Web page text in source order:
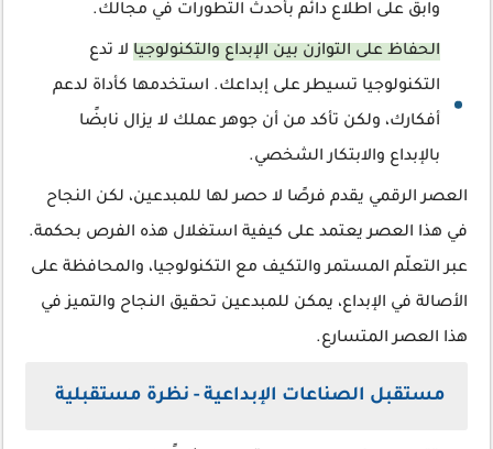
وابقَ على اطلاع دائم بأحدث التطورات في مجالك.
الحفاظ على التوازن بين الإبداع والتكنولوجيا لا تدع
التكنولوجيا تسيطر على إبداعك. استخدمها كأداة لدعم
أفكارك، ولكن تأكد من أن جوهر عملك لا يزال نابضًا
بالإبداع والابتكار الشخصي.
العصر الرقمي يقدم فرصًا لا حصر لها للمبدعين، لكن النجاح
في هذا العصر يعتمد على كيفية استغلال هذه الفرص بحكمة.
عبر التعلّم المستمر والتكيف مع التكنولوجيا، والمحافظة على
الأصالة في الإبداع، يمكن للمبدعين تحقيق النجاح والتميز في
هذا العصر المتسارع.
مستقبل الصناعات الإبداعية - نظرة مستقبلية